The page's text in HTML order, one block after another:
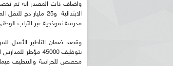
مدرسة نموذجية عبر التراب
وقصد ضمان التأطير الأمثل